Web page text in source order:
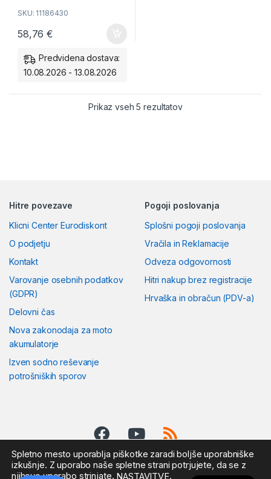
najstrožjih standardih
SKU: 11186430
58,76€
Predvidena dostava:
10.08.2026 - 13.08.2026
Prikaz vseh 5 rezultatovRazvrščeno po ceni:
Hitre povezave
Klicni Center Eurodiskont
O podjetju
Kontakt
Varovanje osebnih podatkov
(GDPR)
Delovni čas
Nova zakonodaja za moto
akumulatorje
Izven sodno reševanje
potrošniških sporov
Pogoji poslovanja
Splošni pogoji poslovanja
Vračila in Reklamacije
Odveza odgovornosti
Hitri nakup brez registracije
Hrvaška in obračun (PDV-a)
Pošljite nam sporočilo:
Spletno mesto uporablja piškotke zaradi boljše uporabniške
izkušnje. Z uporabo naše spletne strani potrjujete, da se z
njihovo uporabo strinjate. NASTAVITVE.